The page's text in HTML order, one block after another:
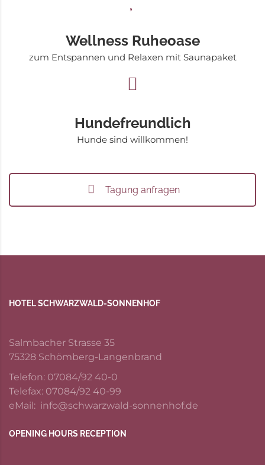
Wellness Ruheoase
zum Entspannen und Relaxen mit Saunapaket
Hundefreundlich
Hunde sind willkommen!
Tagung anfragen
HOTEL SCHWARZWALD-SONNENHOF
Salmbacher Strasse 35
75328 Schömberg-Langenbrand
Telefon: 07084/92 40-0
Telefax: 07084/92 40-99
eMail: info@schwarzwald-sonnenhof.de
OPENING HOURS RECEPTION